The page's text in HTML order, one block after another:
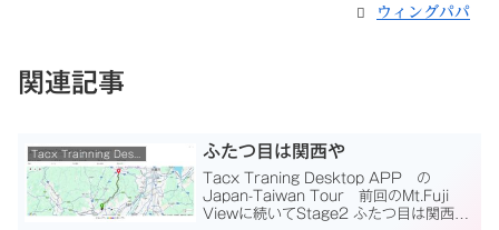
ウィングパパ
関連記事
ふたつ目は関西や
Tacx Traning Desktop APP の
Japan-Taiwan Tour 前回のMt.Fuji
Viewに続いてStage2 ふたつ目は関西